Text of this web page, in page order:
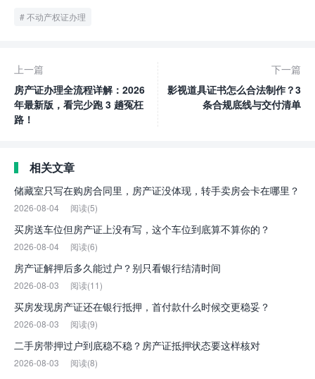
不动产权证办理
上一篇
房产证办理全流程详解：2026
年最新版，看完少跑 3 趟冤枉
路！
下一篇
影视道具证书怎么合法制作？3
条合规底线与交付清单
相关文章
储藏室只写在购房合同里，房产证没体现，转手卖房会卡在哪里？
2026-08-04 阅读(5)
买房送车位但房产证上没有写，这个车位到底算不算你的？
2026-08-04 阅读(6)
房产证解押后多久能过户？别只看银行结清时间
2026-08-03 阅读(11)
买房发现房产证还在银行抵押，首付款什么时候交更稳妥？
2026-08-03 阅读(9)
二手房带押过户到底稳不稳？房产证抵押状态要这样核对
2026-08-03 阅读(8)